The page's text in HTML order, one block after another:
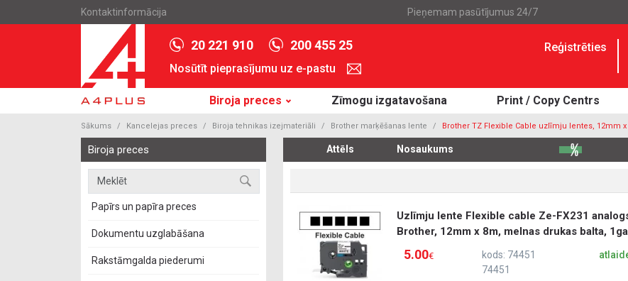
Kontaktinformācija Pieņemam pasūtījumus 24/7
20 221 910 200 455 25
Nosūtīt pieprasījumu uz e-pastu
Reģistrēties
Biroja preces Zīmogu izgatavošana Print / Copy Centrs
Sākums Kancelejas preces Biroja tehnikas izejmateriāli Brother marķēšanas lente Brother TZ Flexible Cable uzlīmju lentes, 12mm x
Biroja preces
Papīrs un papīra preces
Dokumentu uzglabāšana
Rakstāmgalda piederumi
Attēls Nosaukums
Uzlīmju lente Flexible cable Ze-FX231
Brother, 12mm x 8m, melnas drukas balta,
5.00€
kods: 74451
74451